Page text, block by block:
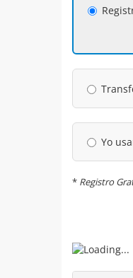
Yo
* Registro